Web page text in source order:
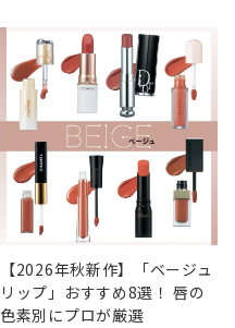
【2026年秋新作】「ベージュ
リップ」おすすめ8選！ 唇の
色素別にプロが厳選